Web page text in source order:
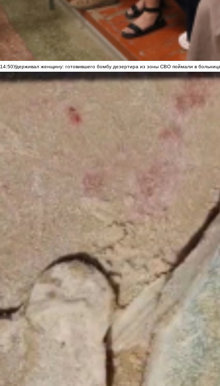
14:50Удерживал женщину: готовившего бомбу дезертира из зоны СВО поймали в